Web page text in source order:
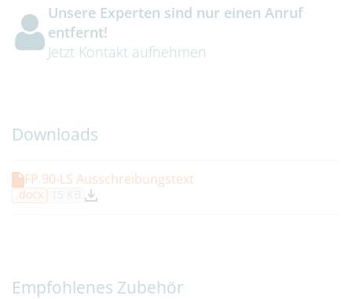
Schutzart
Unsere Experten sind nur einen Anruf
entfernt!
Jetzt Kontakt aufnehmen
Downloads
FP 90-LS Ausschreibungstext
.docx
Empfohlenes Zubehör